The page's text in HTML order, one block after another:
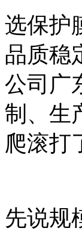
选保护
品质稳
公司广
制、生
爬滚打
先说规